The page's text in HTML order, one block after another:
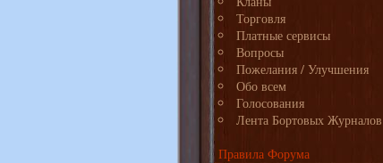
Торговля
Платные сервисы
Вопросы
Пожелания / Улучшения
Обо всем
Голосования
Лента Бортовых Журналов
Правила Форума